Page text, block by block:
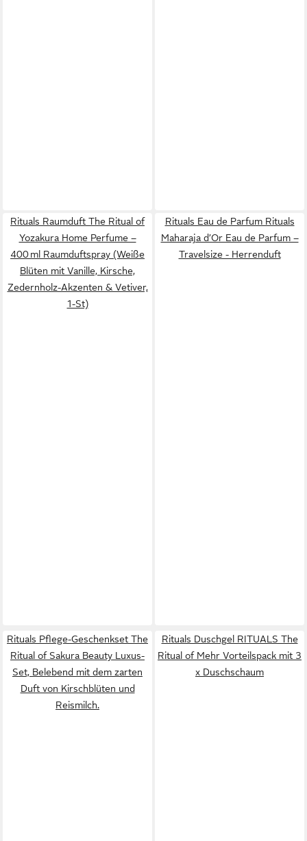
Rituals Raumduft The Ritual of
Yozakura Home Perfume –
400 ml Raumduftspray (Weiße
Blüten mit Vanille, Kirsche,
Zedernholz-Akzenten & Vetiver,
1-St)
Rituals Eau de Parfum Rituals
Maharaja d’Or Eau de Parfum –
Travelsize - Herrenduft
Rituals Pflege-Geschenkset The
Ritual of Sakura Beauty Luxus-
Set, Belebend mit dem zarten
Duft von Kirschblüten und
Reismilch.
Rituals Duschgel RITUALS The
Ritual of Mehr Vorteilspack mit 3
x Duschschaum